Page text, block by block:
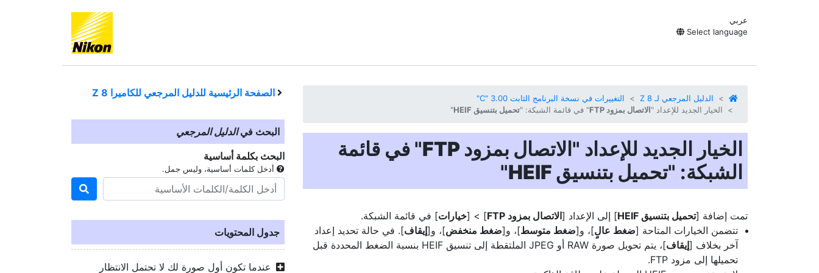
عربي
Select language
الصفحة الرئيسية للدليل المرجعي للكاميرا Z 8
البحث فيالدليل المرجعي
البحث بكلمة أساسية
أدخل كلمات أساسية، وليس جمل.
جدول المحتويات
عندما تكون أول صورة لك لا تحتمل الانتظار
الدليل المرجعي لـ Z 8
التغييرات في نسخة البرنامج الثابت ‎"C" 3.00‏
الخيار الجديد للإعداد "الاتصال بمزود FTP " في قائمة الشبكة: "تحميل بتنسيق HEIF "‏
الخيار الجديد للإعداد "الاتصال بمزود FTP
" في قائمة
الشبكة: "تحميل بتنسيق HEIF "‏
تمت إضافة [تحميل بتنسيق HEIF ] إلى الإعداد [الاتصال بمزود FTP ] > [خيارات] في قائمة الشبكة.
تتضمن الخيارات المتاحة [ضغط عالٍ]، و[ضغط متوسط]، و[ضغط منخفض]، و[إيقاف]. في حالة تحديد إعداد
آخر بخلاف [إيقاف
]، يتم تحويل صورة RAW أو JPEG الملتقطة إلى تنسيق HEIF بنسبة الضغط المحددة قبل
تحميلها إلى مزود FTP.